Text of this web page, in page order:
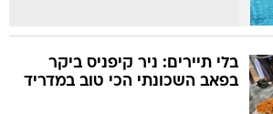
בלי תיירים: ניר קיפניס ביקר
בפאב השכונתי הכי טוב במדריד